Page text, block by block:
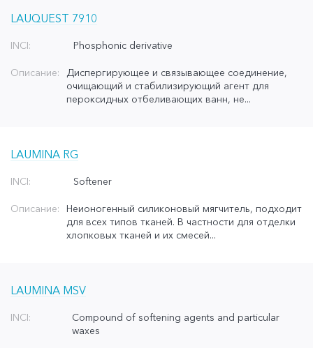
LAUQUEST 7910
INCI: Phosphonic derivative
Описание:
Диспергирующее и связывающее соединение,
очищающий и стабилизирующий агент для
пероксидных отбеливающих ванн, не...
LAUMINA RG
INCI: Softener
Описание:
Неионогенный силиконовый мягчитель, подходит
для всех типов тканей. В частности для отделки
хлопковых тканей и их смесей...
LAUMINA MSV
INCI:
Compound of softening agents and particular
waxes